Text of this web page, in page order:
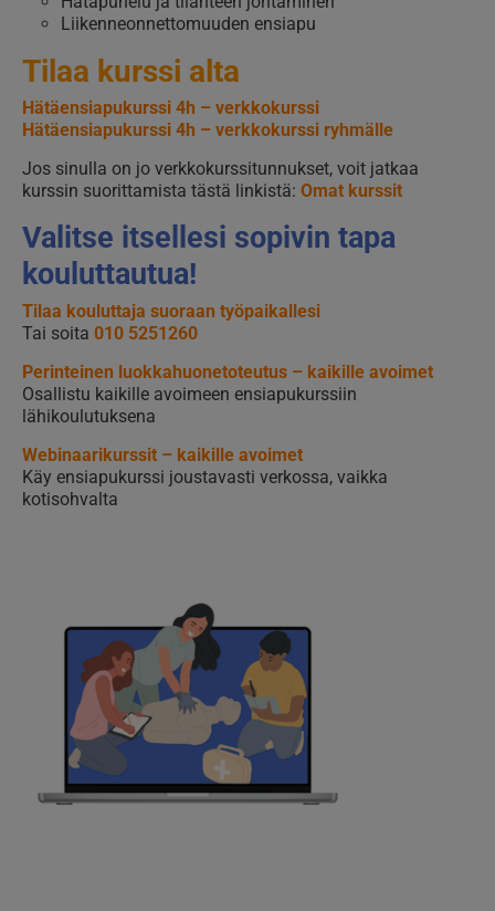
Liikenneonnettomuuden ensiapu
Tilaa kurssi alta
Hätäensiapukurssi 4h – verkkokurssi
Hätäensiapukurssi 4h – verkkokurssi ryhmälle
Jos sinulla on jo verkkokurssitunnukset, voit jatkaa
kurssin suorittamista tästä linkistä: Omat kurssit
Valitse itsellesi sopivin tapa
kouluttautua!
Tilaa kouluttaja suoraan työpaikallesi
Tai soita 010 5251260
Perinteinen luokkahuonetoteutus – kaikille avoimet
Osallistu kaikille avoimeen ensiapukurssiin
lähikoulutuksena
Webinaarikurssit – kaikille avoimet
Käy ensiapukurssi joustavasti verkossa, vaikka
kotisohvalta